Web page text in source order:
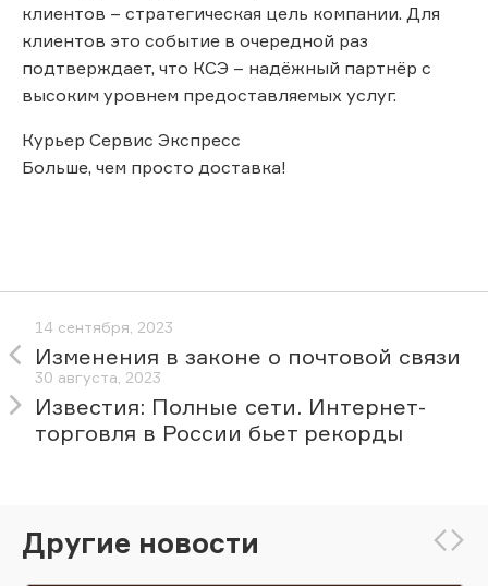
клиентов – стратегическая цель компании. Для
клиентов это событие в очередной раз
подтверждает, что КСЭ – надёжный партнёр с
высоким уровнем предоставляемых услуг.
Курьер Сервис Экспресс
Больше, чем просто доставка!
14 сентября, 2023
Изменения в законе о почтовой связи
30 августа, 2023
Известия: Полные сети. Интернет-
торговля в России бьет рекорды
Другие новости